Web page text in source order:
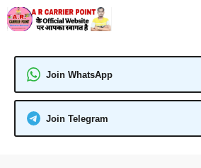
Skip
to
Join WhatsApp
Join Telegram